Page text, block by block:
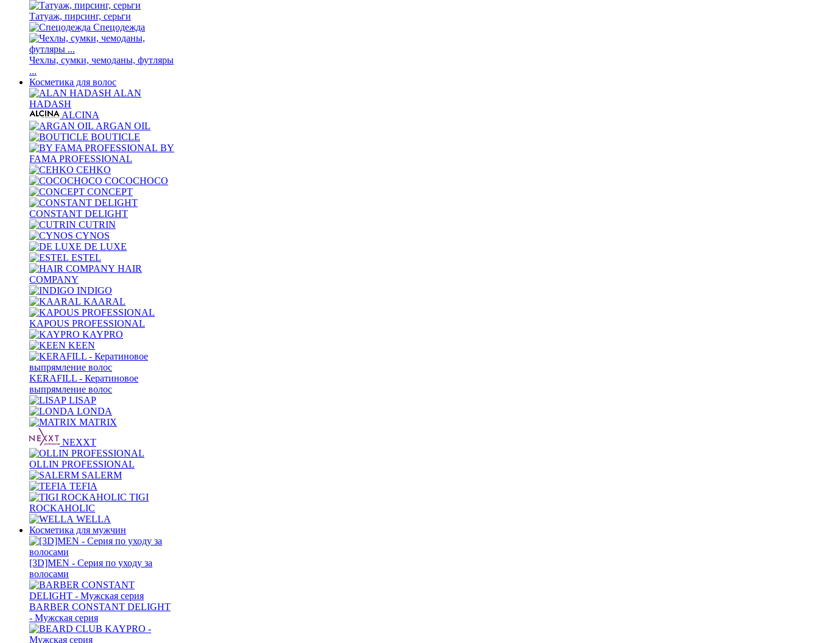
Татуаж, пирсинг, серьги
Спецодежда
Чехлы, сумки, чемоданы, футляры
...
Косметика для волос
ALAN
HADASH
ALCINA
ARGAN OIL
BOUTICLE
BY
FAMA PROFESSIONAL
CEHKO
COCOCHOCO
CONCEPT
CONSTANT DELIGHT
CUTRIN
CYNOS
DE LUXE
ESTEL
HAIR
COMPANY
INDIGO
KAARAL
KAPOUS PROFESSIONAL
KAYPRO
KEEN
KERAFILL - Кератиновое
выпрямление волос
LISAP
LONDA
MATRIX
NEXXT
OLLIN PROFESSIONAL
SALERM
TEFIA
TIGI
ROCKAHOLIC
WELLA
Косметика для мужчин
[3D]MEN - Серия по уходу за
волосами
BARBER CONSTANT DELIGHT
- Мужская серия